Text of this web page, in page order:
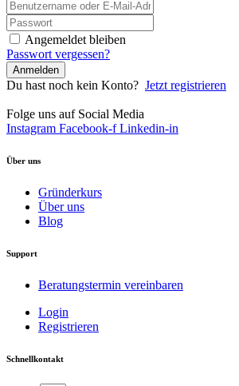
Angemeldet bleiben
Passwort vergessen?
Anmelden
Du hast noch kein Konto? Jetzt registrieren
Folge uns auf Social Media
Instagram Facebook-f Linkedin-in
Über uns
Gründerkurs
Über uns
Blog
Support
Beratungstermin vereinbaren
Login
Registrieren
Schnellkontakt